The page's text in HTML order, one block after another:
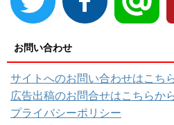
お問い合わせ
サイトへのお問い合わせはこち
広告出稿のお問合せはこちらか
プライバシーポリシー